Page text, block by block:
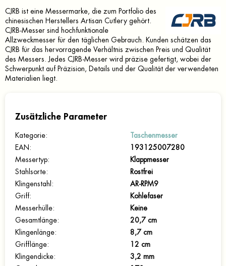
CJRB ist eine Messermarke, die zum Portfolio des
chinesischen Herstellers Artisan Cutlery gehört.
CJRB-Messer sind hochfunktionale
Allzweckmesser für den täglichen Gebrauch. Kunden schätzen das
CJRB für das hervorragende Verhältnis zwischen Preis und Qualität
des Messers. Jedes CJRB-Messer wird präzise gefertigt, wobei der
Schwerpunkt auf Präzision, Details und der Qualität der verwendeten
Materialien liegt.
Zusätzliche Parameter
Kategorie:
Taschenmesser
EAN :
193125007280
Messertyp:
Klappmesser
Stahlsorte:
Rostfrei
Klingenstahl :
AR-RPM9
Griff:
Kohlefaser
Messerhülle:
Keine
Gesamtlänge:
20,7 cm
Klingenlänge:
8,7 cm
Grifflänge:
12 cm
Klingendicke:
3,2 mm